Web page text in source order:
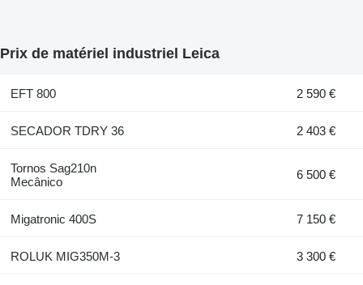
Prix de matériel industriel Leica
EFT 800 2 590 €
SECADOR TDRY 36 2 403 €
Tornos Sag210n
Mecânico
6 500 €
Migatronic 400S 7 150 €
ROLUK MIG350M-3 3 300 €